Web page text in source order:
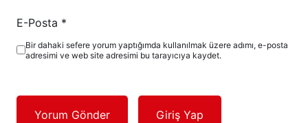
E-Posta *
Bir dahaki sefere yorum yaptığımda kullanılmak üzere adımı, e-posta
adresimi ve web site adresimi bu tarayıcıya kaydet.
Yorum Gönder Giriş Yap